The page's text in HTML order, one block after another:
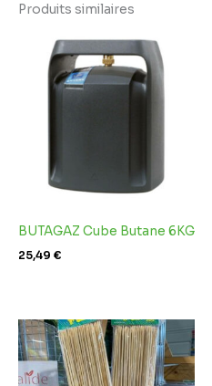
Produits similaires
BUTAGAZ Cube Butane 6KG
25,49 €